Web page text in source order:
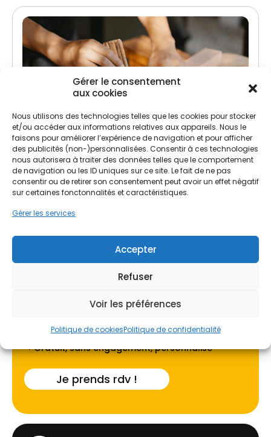
Gérer le consentement
aux cookies
Nous utilisons des technologies telles que les cookies pour stocker
et/ou accéder aux informations relatives aux appareils. Nous le
faisons pour améliorer l’expérience de navigation et pour afficher
des publicités (non-)personnalisées. Consentir à ces technologies
nous autorisera à traiter des données telles que le comportement
de navigation ou les ID uniques sur ce site. Le fait de ne pas
consentir ou de retirer son consentement peut avoir un effet négatif
sur certaines fonctonnalités et caractéristiques.
Gérer les services
Accepter
Refuser
Voir les préférences
Politique de cookiesPolitique de confidentialité
Traitement de charpente
Lutte contre les insectes xylophages et
champignons
Préservation et renforcement de la structure
Faites-vous guider par l'un de
➝ Gratuit, sans engagement, personnalisé
Je prends rdv !